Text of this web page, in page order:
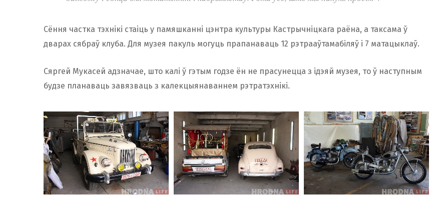
Сёння частка тэхнікі стаіць у памяшканні цэнтра культуры Кастрычніцкага раёна, а таксама ў
дварах сябраў клуба. Для музея пакуль могуць прапанаваць 12 рэтрааўтамабіляў і 7 матацыклаў.
Сяргей Мукасей адзначае, што калі ў гэтым годзе ён не прасунецца з ідэяй музея, то ў наступным
будзе планаваць завязваць з калекцыянаваннем рэтратэхнікі.